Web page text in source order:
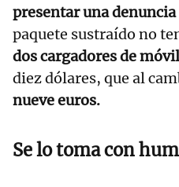
presentar una
paquete sustraído no
dos cargadores de
diez dólares, que al
nueve euros.
Se lo toma con